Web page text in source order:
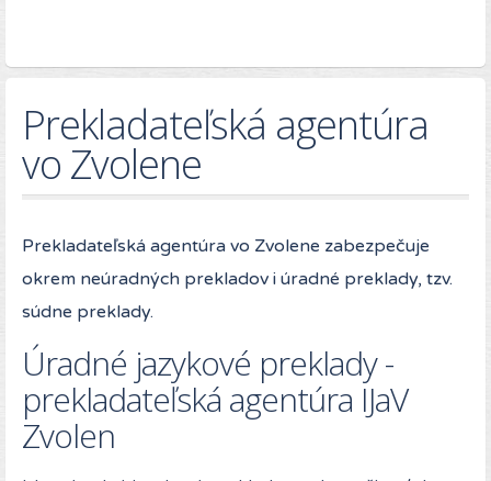
Prekladateľská agentúra
vo Zvolene
Prekladateľská agentúra vo Zvolene zabezpečuje
okrem neúradných prekladov i úradné preklady, tzv.
súdne preklady.
Úradné jazykové preklady -
prekladateľská agentúra IJaV
Zvolen